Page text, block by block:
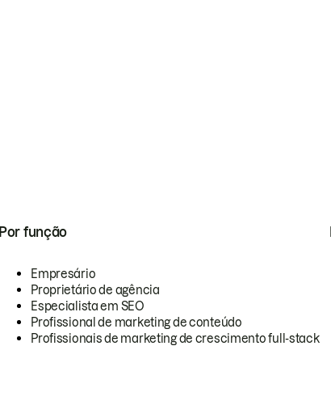
Por função
Empresário
Proprietário de agência
Especialista em SEO
Profissional de marketing de conteúdo
Profissionais de marketing de crescimento full-stack